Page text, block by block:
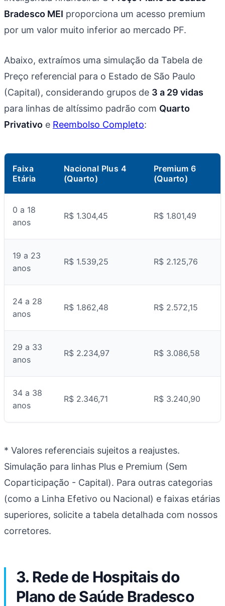
Bradesco MEI proporciona um acesso premium
por um valor muito inferior ao mercado PF.
Abaixo, extraímos uma simulação da Tabela de
Preço referencial para o Estado de São Paulo
(Capital), considerando grupos de 3 a 29 vidas
para linhas de altíssimo padrão com Quarto
Privativo e Reembolso Completo:
Faixa
Etária
Nacional Plus 4
(Quarto)
Premium 6
(Quarto)
0 a 18
anos
R$ 1.304,45 R$ 1.801,49
19 a 23
anos
R$ 1.539,25 R$ 2.125,76
24 a 28
anos
R$ 1.862,48 R$ 2.572,15
29 a 33
anos
R$ 2.234,97 R$ 3.086,58
34 a 38
anos
R$ 2.346,71 R$ 3.240,90
* Valores referenciais sujeitos a reajustes.
Simulação para linhas Plus e Premium (Sem
Coparticipação - Capital). Para outras categorias
(como a Linha Efetivo ou Nacional) e faixas etárias
superiores, solicite a tabela detalhada com nossos
corretores.
3. Rede de Hospitais do
Plano de Saúde Bradesco